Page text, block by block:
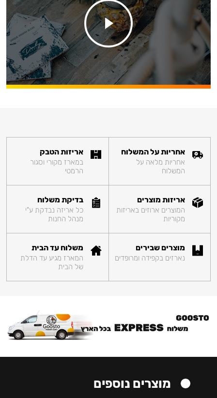
אחריות על המשלוח
אחריות מלאה על
המשלוח
אריזות הטבק
במארז מקורי וסגור
הרמטי
אריזות מוצרים
המוצרים ארוזים באריזות
מקוריות
בדיקת משלוח
כל אריזה נבדקת ע"י
מנהל החנות
מוצרים שבירים
נארזים בקפידה ומרופדים
משלוח עד הבית
המארז מגיע עד הדלת
של הבית
מוצרים נוספים